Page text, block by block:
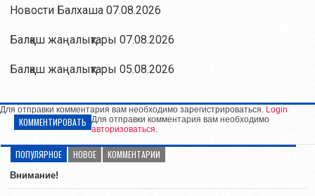
Новости Балхаша 07.08.2026
Балқаш жаңалықтары 07.08.2026
Балқаш жаңалықтары 05.08.2026
Для отправки комментария вам необходимо зарегистрироваться. Login
КОММЕНТИРОВАТЬ Для отправки комментария вам необходимо
авторизоваться.
ПОПУЛЯРНОЕ НОВОЕ КОММЕНТАРИИ
Внимание!